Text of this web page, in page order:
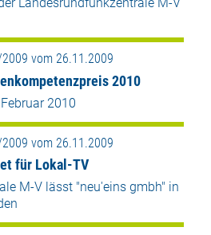
vom 26.11.2009
2010
2010
vom 26.11.2009
für Lokal-TV
M-V lässt "neu'eins gmbh" in